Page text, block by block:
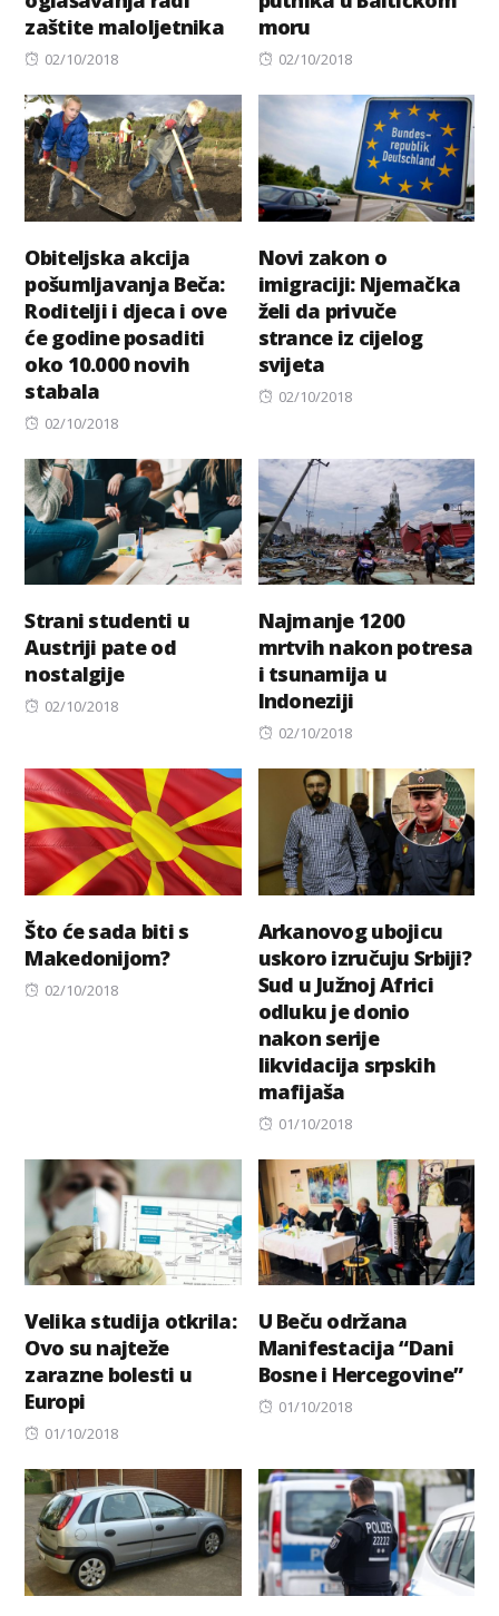
zaštite maloljetnika
Posted
02/10/2018
moru
Posted
02/10/2018
Obiteljska akcija
pošumljavanja Beča:
Roditelji i djeca i ove
će godine posaditi
oko 10.000 novih
stabala
Posted
02/10/2018
Novi zakon o
imigraciji: Njemačka
želi da privuče
strance iz cijelog
svijeta
Posted
02/10/2018
Strani studenti u
Austriji pate od
nostalgije
Posted
02/10/2018
Najmanje 1200
mrtvih nakon potresa
i tsunamija u
Indoneziji
Posted
02/10/2018
Što će sada biti s
Makedonijom?
Posted
02/10/2018
Arkanovog ubojicu
uskoro izručuju Srbiji?
Sud u Južnoj Africi
odluku je donio
nakon serije
likvidacija srpskih
mafijaša
Posted
01/10/2018
Velika studija otkrila:
Ovo su najteže
zarazne bolesti u
Europi
Posted
01/10/2018
U Beču održana
Manifestacija “Dani
Bosne i Hercegovine”
Posted
01/10/2018